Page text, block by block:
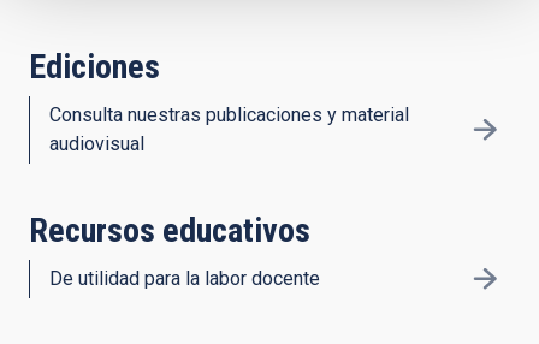
Ediciones
Consulta nuestras publicaciones y material
audiovisual
Recursos educativos
De utilidad para la labor docente